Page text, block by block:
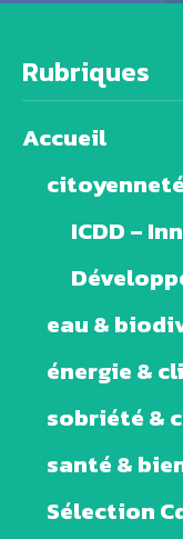
Rubriques
Accueil
ICDD –
eau &
énergie &
sobriété &
santé &
Sélection